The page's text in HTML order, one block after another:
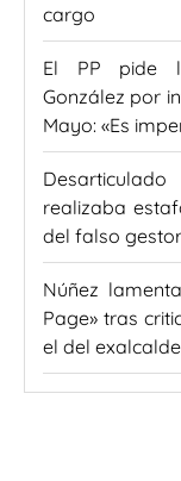
cargo
El PP pide
González por
Mayo: «Es
realizaba
del falso
Núñez
Page» tras
el del